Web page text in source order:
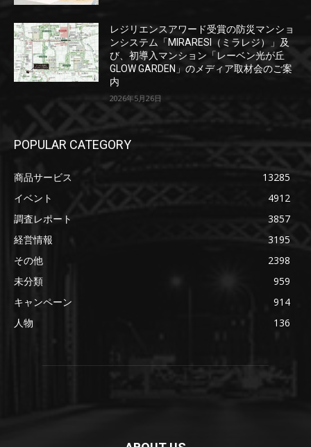
レジリエンスアワード受賞の防災マンショ
ンシステム「MIRARESI（ミラレジ）」及
び、初導入マンション「レーベン光が丘
GLOW GARDEN」のメディア取材会のご案
内
2026年5月26日
POPULAR CATEGORY
商品サービス
13285
イベント
4912
調査レポート
3857
経営情報
3195
その他
2398
未分類
959
キャンペーン
914
人物
136